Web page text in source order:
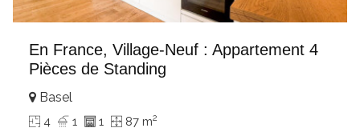
En France, Village-Neuf : Appartement 4
Pièces de Standing
Basel
4 1 1 87 m2